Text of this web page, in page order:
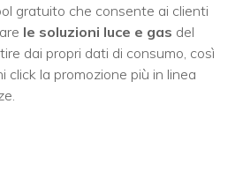
gratuito che consente ai clienti
le soluzioni luce e gas del
dai propri dati di consumo, così
click la promozione più in linea